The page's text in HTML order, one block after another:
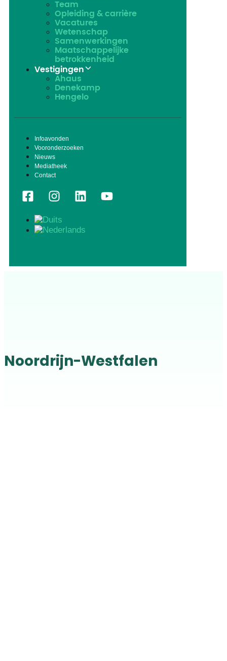
Team
Opleiding & carrière
Vacatures
Wetenschap
Samenwerkingen
Maatschappelijke
betrokkenheid
Vestigingen
Ahaus
Denekamp
Hengelo
Infoavonden
Vooronderzoeken
Nieuws
Mediatheek
Contact
Noordrijn-Westfalen